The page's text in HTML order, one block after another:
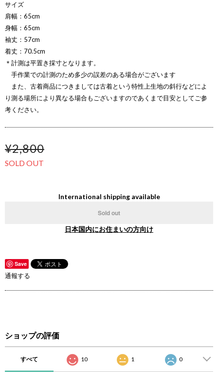
サイズ
肩幅：65cm
身幅：65cm
袖丈：57cm
着丈：70.5cm
＊計測は平置き採寸となります。
手作業での計測のため多少の誤差のある場合がございます
また、古着商品につきましては古着という特性上生地の斜行などによ
り測る場所により異なる場合もございますのであくまで目安としてご参
考ください。
¥2,800
SOLD OUT
International shipping available
Sold out
日本国内にお住まいの方向け
Save
通報する
ショップの評価
すべて 10 1 0